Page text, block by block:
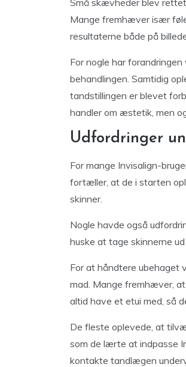
Små skævheder blev
Mange fremhæver især
resultaterne både på
For nogle har
behandlingen. Samtidig
tandstillingen er blevet
handler om æstetik, men
Udfordringer
For mange Invisalign-
fortæller, at de i starten
skinner.
Nogle havde også
huske at tage skinnerne
For at håndtere ubehaget
mad. Mange fremhæver,
altid have et etui med, så
De fleste oplevede, at
som de lærte at indpasse
kontakte tandlægen